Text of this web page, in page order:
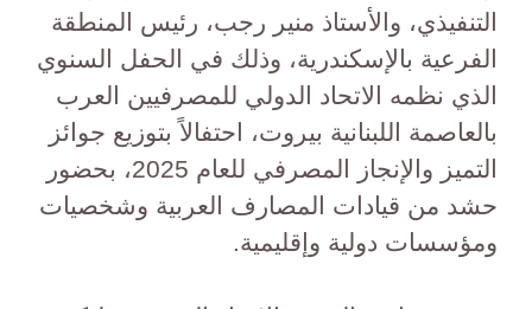
التنفيذي، والأستاذ منير رجب، رئيس المنطقة
الفرعية بالإسكندرية، وذلك في الحفل السنوي
الذي نظمه الاتحاد الدولي للمصرفيين العرب
بالعاصمة اللبنانية بيروت، احتفالاً بتوزيع جوائز
التميز والإنجاز المصرفي للعام 2025، بحضور
حشد من قيادات المصارف العربية وشخصيات
ومؤسسات دولية وإقليمية.